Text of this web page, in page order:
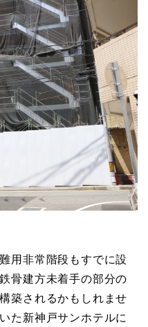
用非常階段もすでに設
骨建方未着手の部分の
築されるかもしれませ
た新神戸サンホテルに